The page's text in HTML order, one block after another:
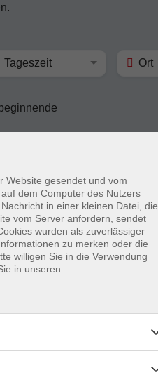
Tageszeit Ort
Fortgeschrittene
Website gesendet und vom
dem Computer des Nutzers
in einer kleinen Datei, die
vom Server anfordern, sendet
wurden als zuverlässiger
zu merken oder die
willigen Sie in die Verwendung
in unseren